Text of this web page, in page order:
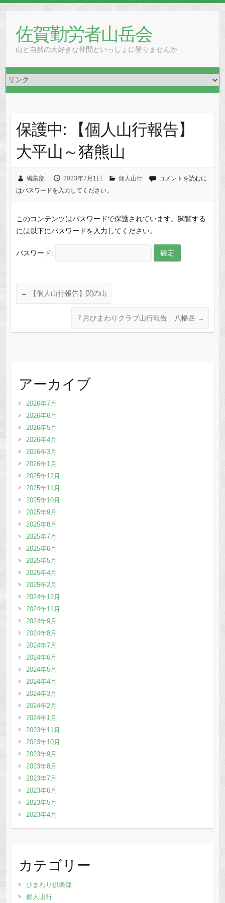
content佐賀勤労者山岳会
山と自然の大好きな仲間といっしょに登りませんか
保護中: 【個人山行報告】
大平山～猪熊山
編集部 2023年7月1日 個人山行
コメントを読むに
はパスワードを入力してください。
このコンテンツはパスワードで保護されています。閲覧する
には以下にパスワードを入力してください。
パスワード:
← 【個人山行報告】関の山
７月ひまわりクラブ山行報告 八幡岳 →
アーカイブ
2026年7月
2026年6月
2026年5月
2026年4月
2026年3月
2026年1月
2025年12月
2025年11月
2025年10月
2025年9月
2025年8月
2025年7月
2025年6月
2025年5月
2025年4月
2025年2月
2024年12月
2024年11月
2024年9月
2024年8月
2024年7月
2024年6月
2024年5月
2024年4月
2024年3月
2024年2月
2024年1月
2023年11月
2023年10月
2023年9月
2023年8月
2023年7月
2023年6月
2023年5月
2023年4月
カテゴリー
ひまわり倶楽部
個人山行